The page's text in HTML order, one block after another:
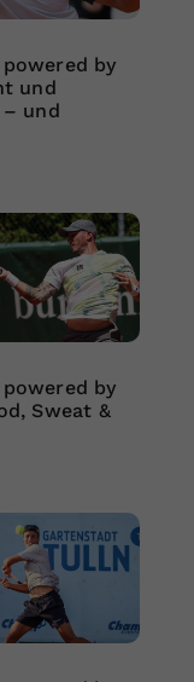
powered by
und
und
powered by
Sweat &